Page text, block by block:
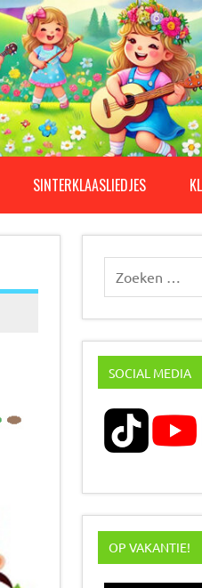
SINTERKLAASLIEDJES
SOCIAL MEDIA
OP VAKANTIE!